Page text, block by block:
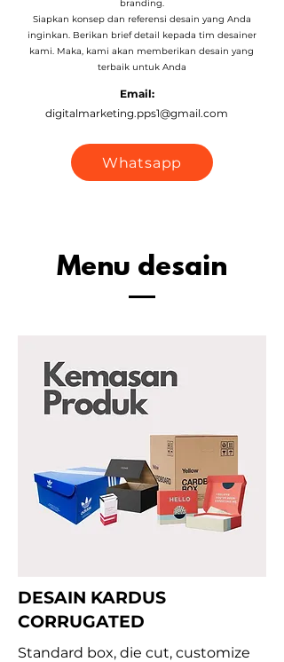
branding.
Siapkan konsep dan referensi desain yang Anda
inginkan. Berikan brief detail kepada tim desainer
kami. Maka, kami akan memberikan desain yang
terbaik untuk Anda
Email:
digitalmarketing.pps1@gmail.com
Whatsapp
Menu desain
DESAIN KARDUS
CORRUGATED
Standard box, die cut, customize